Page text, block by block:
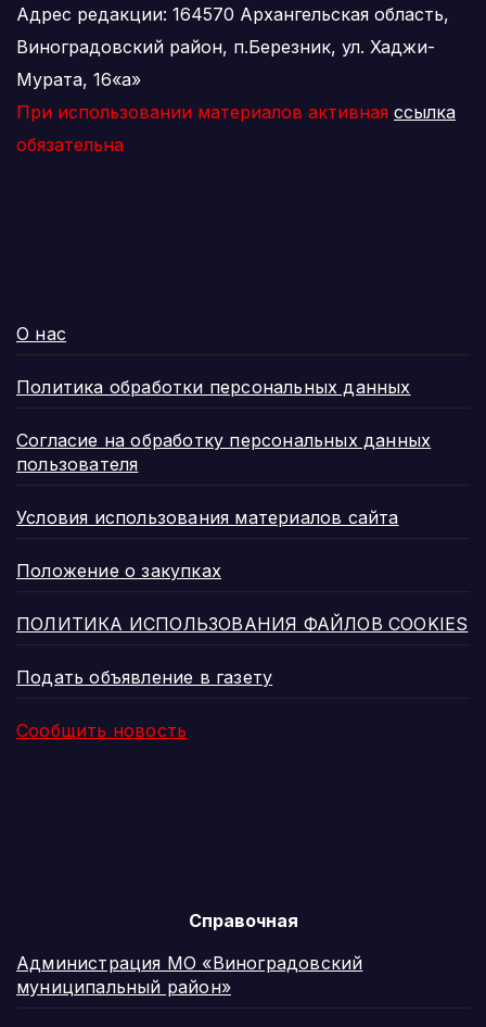
Адрес редакции: 164570 Архангельская область,
Виноградовский район, п.Березник, ул. Хаджи-
Мурата, 16«а»
При использовании материалов активная ссылка
обязательна
О нас
Политика обработки персональных данных
Согласие на обработку персональных данных
пользователя
Условия использования материалов сайта
Положение о закупках
ПОЛИТИКА ИСПОЛЬЗОВАНИЯ ФАЙЛОВ COOKIES
Подать объявление в газету
Сообщить новость
Справочная
Администрация МО «Виноградовский
муниципальный район»